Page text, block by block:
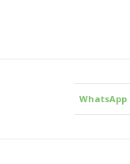
WhatsApp